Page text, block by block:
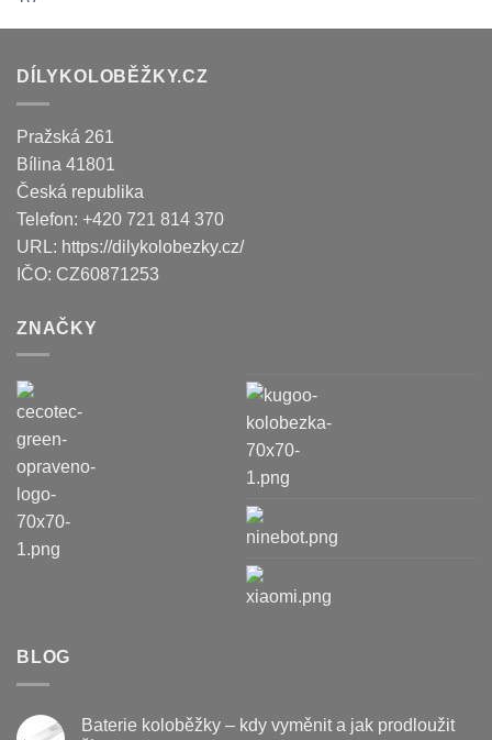
DÍLYKOLOBĚŽKY.CZ
Pražská 261
Bílina 41801
Česká republika
Telefon: +420 721 814 370
URL: https://dilykolobezky.cz/
IČO: CZ60871253
ZNAČKY
BLOG
Baterie koloběžky – kdy vyměnit a jak prodloužit